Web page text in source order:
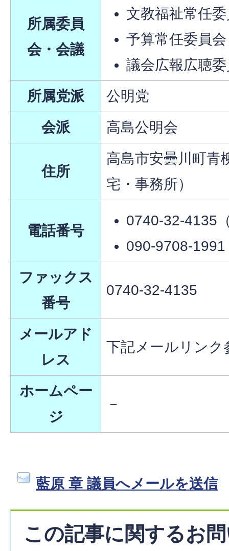
所属委員
会・会議
文教福祉常任
予算常任委員会
議会広報広聴
所属党派
公明党
会派
高島公明会
住所
高島市安曇川町青
宅・事務所）
電話番号
0740-32-4135
090-9708-1991
ファックス
番号
0740-32-4135
メールアド
レス
下記メールリンク
ホームペー
ジ
－
藍原 章 議員へメールを送信
この記事に関するお